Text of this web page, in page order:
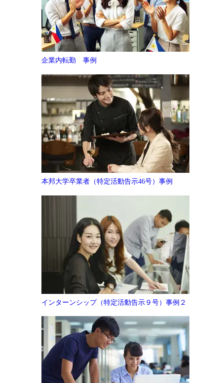
企業内転勤 事例
本邦大学卒業者（特定活動告示46号）事例
インターンシップ（特定活動告示９号）事例２